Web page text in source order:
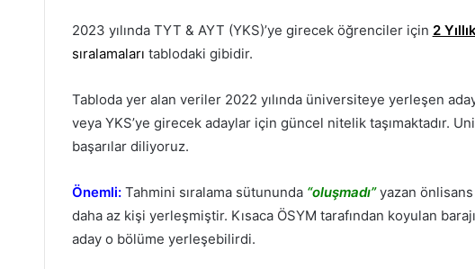
2023 yılında TYT & AYT (YKS)’ye girecek öğrenciler için 2
sıralamaları tablodaki gibidir.
Tabloda yer alan veriler 2022 yılında üniversiteye yerleşen
veya YKS’ye girecek adaylar için güncel nitelik taşımaktadır.
başarılar diliyoruz.
Önemli:Tahmini sıralama sütununda “oluşmadı”yazan önlisans
daha az kişi yerleşmiştir. Kısaca ÖSYM tarafından koyulan
aday o bölüme yerleşebilirdi.